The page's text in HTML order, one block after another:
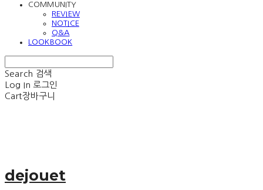
COMMUNITY
REVIEW
NOTICE
Q&A
LOOKBOOK
Search 검색
Log In 로그인
Cart장바구니
dejouet